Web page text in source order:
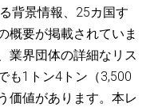
背景情報、25カ国す
概要が掲載されていま
業界団体の詳細なリス
も1トン4トン（3,500
価値があります。本レ